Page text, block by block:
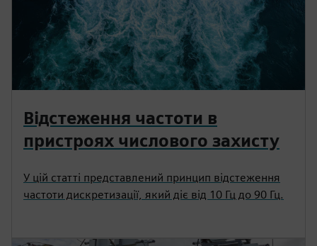
Відстеження частоти в
пристроях числового захисту
У цій статті представлений принцип відстеження
частоти дискретизації, який діє від 10 Гц до 90 Гц.